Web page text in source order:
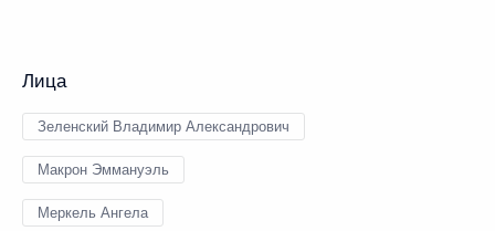
Лица
Зеленский Владимир Александрович
Макрон Эммануэль
Меркель Ангела